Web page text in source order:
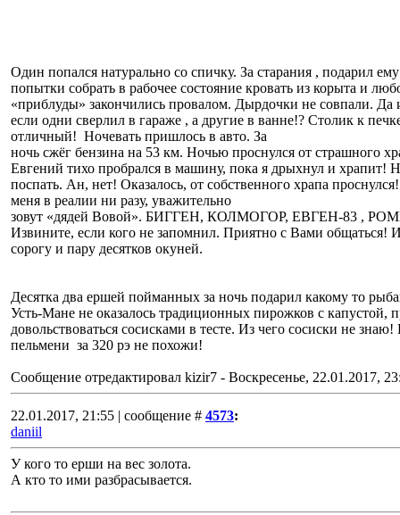
Один попался натурально со спичку. За старания , подарил
попытки собрать в рабочее состояние кровать из корыта и
«приблуды» закончились провалом. Дырдочки не совпали. Да
если одни сверлил в гараже , а другие в ванне!? Столик к
отличный! Ночевать пришлось в авто. За
ночь сжёг бензина на 53 км. Ночью проснулся от страшного
Евгений тихо пробрался в машину, пока я дрыхнул и храпит!
поспать. Ан, нет! Оказалось, от собственного храпа
меня в реалии ни разу, уважительно
зовут «дядей Вовой». БИГГЕН, КОЛМОГОР, ЕВГЕН-83 ,
Извините, если кого не запомнил. Приятно с Вами общаться!
сорогу и пару десятков окуней.
Десятка два ершей пойманных за ночь подарил какому то
Усть-Мане не оказалось традиционных пирожков с капустой,
довольствоваться сосисками в тесте. Из чего сосиски не
пельмени за 320 рэ не похожи!
Сообщение отредактировал kizir7 - Воскресенье, 22.01.2017,
22.01.2017, 21:55 | сообщение # 4573:
daniil
У кого то ерши на вес золота.
А кто то ими разбрасывается.